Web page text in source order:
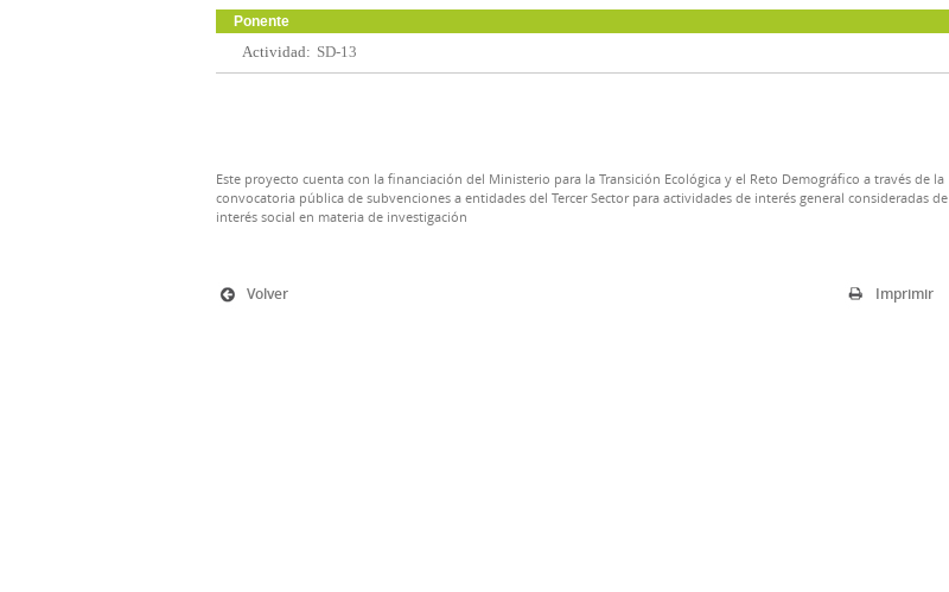
Ponente
Actividad: SD-13
Este proyecto cuenta con la financiación del Ministerio para la Transición Ecológica y el Reto Demográfico a través de la
convocatoria pública de subvenciones a entidades del Tercer Sector para actividades de interés general consideradas de
interés social en materia de investigación
Imprimir
Volver